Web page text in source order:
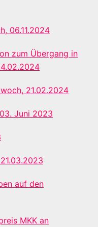
06.11.2024
zum Übergang in
21.02.2024
Juni 2023
auf den
MKK an